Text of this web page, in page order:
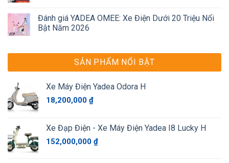
Đánh giá YADEA OMEE: Xe Điện Dưới 20 Triệu Nổi
Bật Năm 2026
SẢN PHẨM NỔI BẬT
Xe Máy Điện Yadea Odora H
18,200,000 ₫
Xe Đạp Điện - Xe Máy Điện Yadea I8 Lucky H
152,000,000 ₫